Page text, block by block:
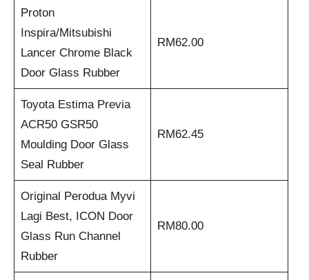
Proton
Inspira/Mitsubishi
Lancer Chrome Black
Door Glass Rubber
RM62.00
Toyota Estima Previa
ACR50 GSR50
Moulding Door Glass
Seal Rubber
RM62.45
Original Perodua Myvi
Lagi Best, ICON Door
Glass Run Channel
Rubber
RM80.00